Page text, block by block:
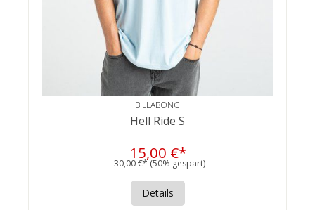
BILLABONG
Hell Ride S
15,00 €*
30,00 €* (50% gespart)
Details